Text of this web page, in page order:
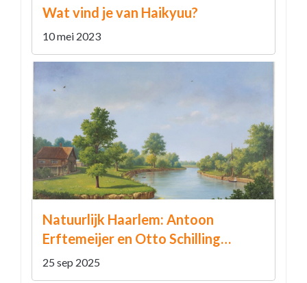
Wat vind je van Haikyuu?
10 mei 2023
Natuurlijk Haarlem: Antoon
Erftemeijer en Otto Schilling
brengen groene landschappen tot
leven
25 sep 2025